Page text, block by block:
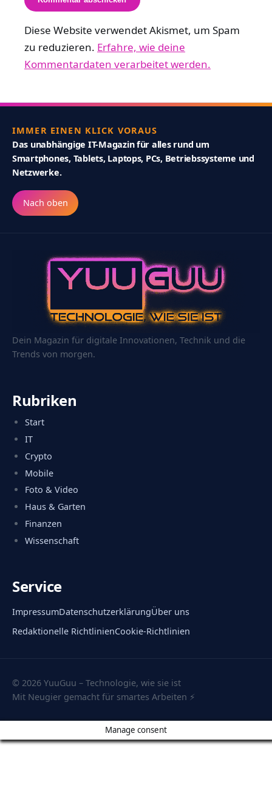
Diese Website verwendet Akismet, um Spam
zu reduzieren. Erfahre, wie deine
Kommentardaten verarbeitet werden.
IMMER EINEN KLICK VORAUS
Das unabhängige IT-Magazin für alles rund um
Smartphones, Tablets, Laptops, PCs, Betriebssysteme und
Netzwerke.
Nach oben
Dein Magazin für digitale Innovationen, Technik und die
Trends von morgen.
Rubriken
Start
IT
Crypto
Mobile
Foto & Video
Haus & Garten
Finanzen
Wissenschaft
Service
ImpressumDatenschutzerklärungÜber uns
Redaktionelle RichtlinienCookie-Richtlinien
© 2026 YuuGuu – Technologie, wie sie ist
Mit Neugier gemacht für smartes Arbeiten ⚡
Manage consent